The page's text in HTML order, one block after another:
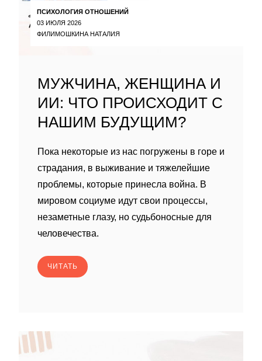
ПСИХОЛОГИЯ ОТНОШЕНИЙ
03 ИЮЛЯ 2026
ФИЛИМОШКИНА НАТАЛИЯ
МУЖЧИНА, ЖЕНЩИНА И
ИИ: ЧТО ПРОИСХОДИТ С
НАШИМ БУДУЩИМ?
Пока некоторые из нас погружены в горе и
страдания, в выживание и тяжелейшие
проблемы, которые принесла война. В
мировом социуме идут свои процессы,
незаметные глазу, но судьбоносные для
человечества.
ЧИТАТЬ